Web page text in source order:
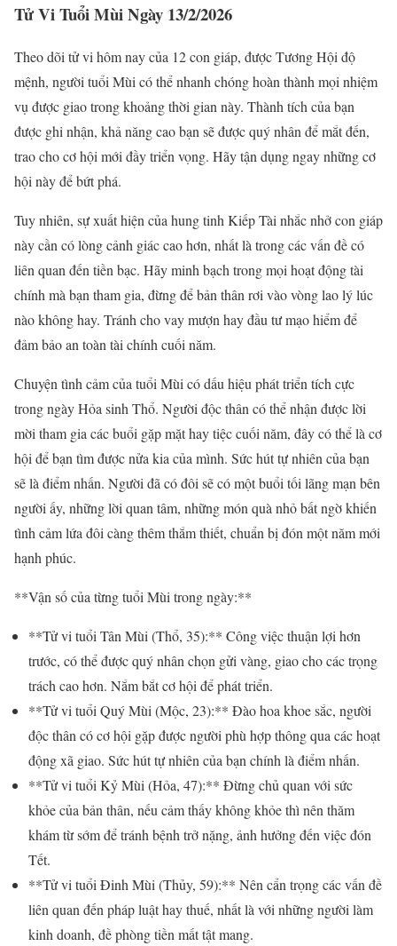
Tử Vi Tuổi Mùi Ngày 13/2/2026
Theo dõi tử vi hôm nay của 12 con giáp, được Tương Hội độ
mệnh, người tuổi Mùi có thể nhanh chóng hoàn thành mọi nhiệm
vụ được giao trong khoảng thời gian này. Thành tích của bạn
được ghi nhận, khả năng cao bạn sẽ được quý nhân để mắt đến,
trao cho cơ hội mới đầy triển vọng. Hãy tận dụng ngay những cơ
hội này để bứt phá.
Tuy nhiên, sự xuất hiện của hung tinh Kiếp Tài nhắc nhở con giáp
này cần có lòng cảnh giác cao hơn, nhất là trong các vấn đề có
liên quan đến tiền bạc. Hãy minh bạch trong mọi hoạt động tài
chính mà bạn tham gia, đừng để bản thân rơi vào vòng lao lý lúc
nào không hay. Tránh cho vay mượn hay đầu tư mạo hiểm để
đảm bảo an toàn tài chính cuối năm.
Chuyện tình cảm của tuổi Mùi có dấu hiệu phát triển tích cực
trong ngày Hỏa sinh Thổ. Người độc thân có thể nhận được lời
mời tham gia các buổi gặp mặt hay tiệc cuối năm, đây có thể là cơ
hội để bạn tìm được nửa kia của mình. Sức hút tự nhiên của bạn
sẽ là điểm nhấn. Người đã có đôi sẽ có một buổi tối lãng mạn bên
người ấy, những lời quan tâm, những món quà nhỏ bất ngờ khiến
tình cảm lứa đôi càng thêm thắm thiết, chuẩn bị đón một năm mới
hạnh phúc.
**Vận số của từng tuổi Mùi trong ngày:**
**Tử vi tuổi Tân Mùi (Thổ, 35):** Công việc thuận lợi hơn
trước, có thể được quý nhân chọn gửi vàng, giao cho các trọng
trách cao hơn. Nắm bắt cơ hội để phát triển.
**Tử vi tuổi Quý Mùi (Mộc, 23):** Đào hoa khoe sắc, người
độc thân có cơ hội gặp được người phù hợp thông qua các hoạt
động xã giao. Sức hút tự nhiên của bạn chính là điểm nhấn.
**Tử vi tuổi Kỷ Mùi (Hỏa, 47):** Đừng chủ quan với sức
khỏe của bản thân, nếu cảm thấy không khỏe thì nên thăm
khám từ sớm để tránh bệnh trở nặng, ảnh hưởng đến việc đón
Tết.
**Tử vi tuổi Đinh Mùi (Thủy, 59):** Nên cẩn trọng các vấn đề
liên quan đến pháp luật hay thuế, nhất là với những người làm
kinh doanh, đề phòng tiền mất tật mang.